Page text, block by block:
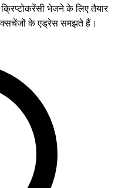
भेजने के लिए तैयार
एक्सचेंजों के एड्रेस समझते हैं।